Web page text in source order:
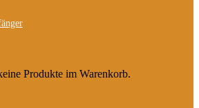
Produkte im Warenkorb.